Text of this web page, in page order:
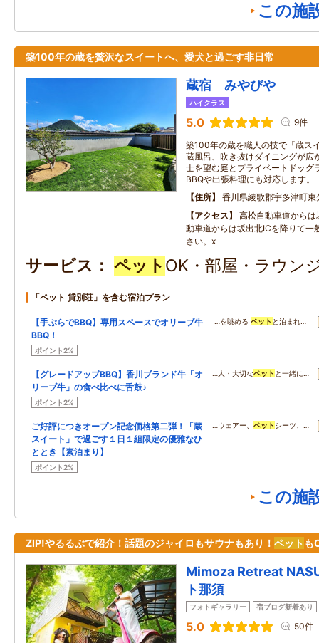
この施
築100年の蔵を贅沢なスイートへ、愛犬と過ごす非日常
蔵宿 みやびや
ハイクラス
5.0 9件
築100年の蔵を職人の技で「蔵ス
蔵風呂、吹き抜けダイニングが広
士を望む庭とプライベートドッグ
BBQや出張料理にも対応します。
住所
香川県綾歌郡宇多津町東
アクセス
高松自動車道から
動車道からは坂出北ICを降りて一
さい。x
サービス ペット OK・部屋・ラウン
「ペット 貸別荘」を含む宿泊プラン
【手ぶらでBBQ】専用スペースでオリーブ牛
BBQ！
ポイント2%
…を眺めるペット と泊まれ…
【グレードアップBBQ】香川ブランド牛「オ
リーブ牛」の食べ比べに舌鼓♪
ポイント2%
…人・大切なペット と一緒に…
ご好評につきオープン記念価格第二弾！「蔵
スイート」で過ごす１日１組限定の優雅なひ
ととき【素泊まり】
ポイント2%
…ウェアー、 ペット シーツ、…
この施
ZIP!やるるぶで紹介！話題のジャイロもサウナもあり！ ペット も
Mimoza Retreat
ト那須
フォトギャラリー 宿ブログ新着あり
5.0 50件